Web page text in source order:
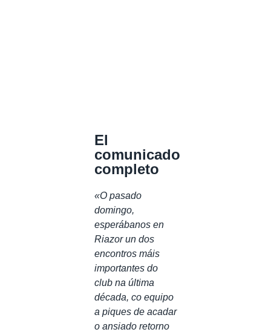
El
comunicado
completo
«O pasado
domingo,
esperábanos en
Riazor un dos
encontros máis
importantes do
club na última
década, co equipo
a piques de acadar
o ansiado retorno